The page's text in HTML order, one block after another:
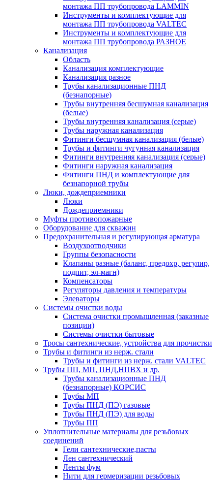
монтажа ПП трубопровода LAMMIN
Инструменты и комплектующие для
монтажа ПП трубопровода VALTEC
Инструменты и комплектующие для
монтажа ПП трубопровода РАЗНОЕ
Канализация
Область
Канализация комплектующие
Канализация разное
Трубы канализационные ПНД
(безнапорные)
Трубы внутренняя бесшумная канализация
(белые)
Трубы внутренняя канализация (серые)
Трубы наружная канализация
Фитинги бесшумная канализация (белые)
Трубы и фитинги чугунная канализация
Фитинги внутренняя канализация (серые)
Фитинги наружная канализация
Фитинги ПНД и комплектующие для
безнапорной трубы
Люки, дождеприемники
Люки
Дождеприемники
Муфты противопожарные
Оборудование для скважин
Предохранительная и регулирующая арматура
Воздухоотводчики
Группы безопасности
Клапаны разные (баланс, предохр, регулир,
подпит, эл-магн)
Компенсаторы
Регуляторы давления и температуры
Элеваторы
Системы очистки воды
Система очистки промышленная (заказные
позиции)
Системы очистки бытовые
Тросы сантехнические, устройства для прочистки
Трубы и фитинги из нерж. стали
Трубы и фитинги из нерж. стали VALTEC
Трубы ПП, МП, ПНД,НПВХ и др.
Трубы канализационные ПНД
(безнапорные) КОРСИС
Трубы МП
Трубы ПНД (ПЭ) газовые
Трубы ПНД (ПЭ) для воды
Трубы ПП
Уплотнительные материалы для резьбовых
соединений
Гели сантехнические,пасты
Лен сантехнический
Ленты фум
Нити для гермеризации резьбовых